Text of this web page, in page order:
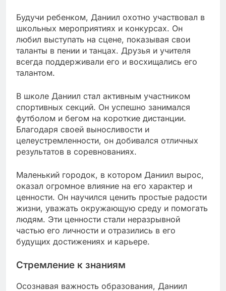
Будучи ребенком, Даниил охотно участвовал в
школьных мероприятиях и конкурсах. Он
любил выступать на сцене, показывая свои
таланты в пении и танцах. Друзья и учителя
всегда поддерживали его и восхищались его
талантом.
В школе Даниил стал активным участником
спортивных секций. Он успешно занимался
футболом и бегом на короткие дистанции.
Благодаря своей выносливости и
целеустремленности, он добивался отличных
результатов в соревнованиях.
Маленький городок, в котором Даниил вырос,
оказал огромное влияние на его характер и
ценности. Он научился ценить простые радости
жизни, уважать окружающую среду и помогать
людям. Эти ценности стали неразрывной
частью его личности и отразились в его
будущих достижениях и карьере.
Стремление к знаниям
Осознавая важность образования, Даниил